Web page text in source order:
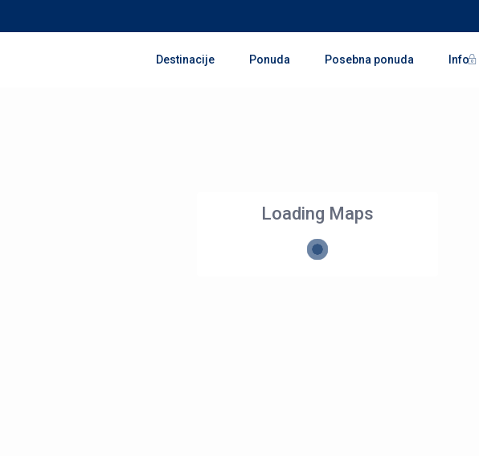
Destinacije Ponuda Posebna ponuda Info
Loading Maps